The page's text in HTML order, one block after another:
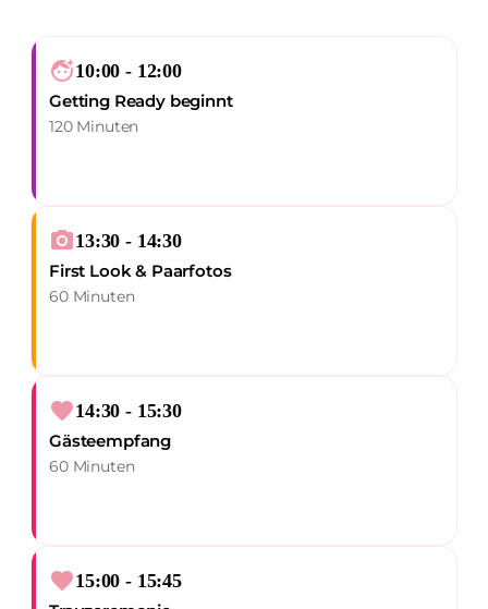
face_retouching_natural10:00 - 12:00
Getting Ready beginnt
120 Minuten
photo_camera13:30 - 14:30
First Look & Paarfotos
60 Minuten
favorite14:30 - 15:30
Gästeempfang
60 Minuten
favorite15:00 - 15:45